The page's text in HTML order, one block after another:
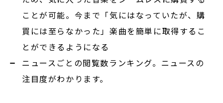
ことが可能。今まで「気にはなっていたが、購
買には至らなかった」楽曲を簡単に取得するこ
とができるようになる
ニュースごとの閲覧数ランキング。ニュースの
注目度がわかります。